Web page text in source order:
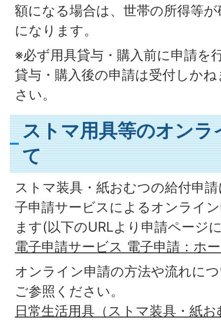
額になる場合は、世帯の所得等
になります。
※必ず用具貸与・購入前に申請を
貸与・購入後の申請は受付しか
さい。
ストマ用具等のオンラ
て
ストマ装具・紙おむつの給付申
子申請サービスによるオンライ
ます(以下のURLより申請ページ
電子申請サービス 電子申請：ホ
オンライン申請の方法や流れに
ご参照ください。
日常生活用具（ストマ装具・紙